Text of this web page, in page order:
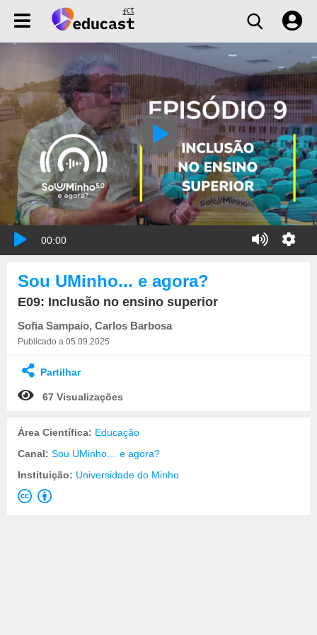
00:00
Sou UMinho... e agora?
E09: Inclusão no ensino superior
Sofia Sampaio, Carlos Barbosa
Publicado a 05.09.2025
Partilhar
67 Visualizações
Área Científica: Educação
Canal: Sou UMinho… e agora?
Instituição: Universidade do Minho